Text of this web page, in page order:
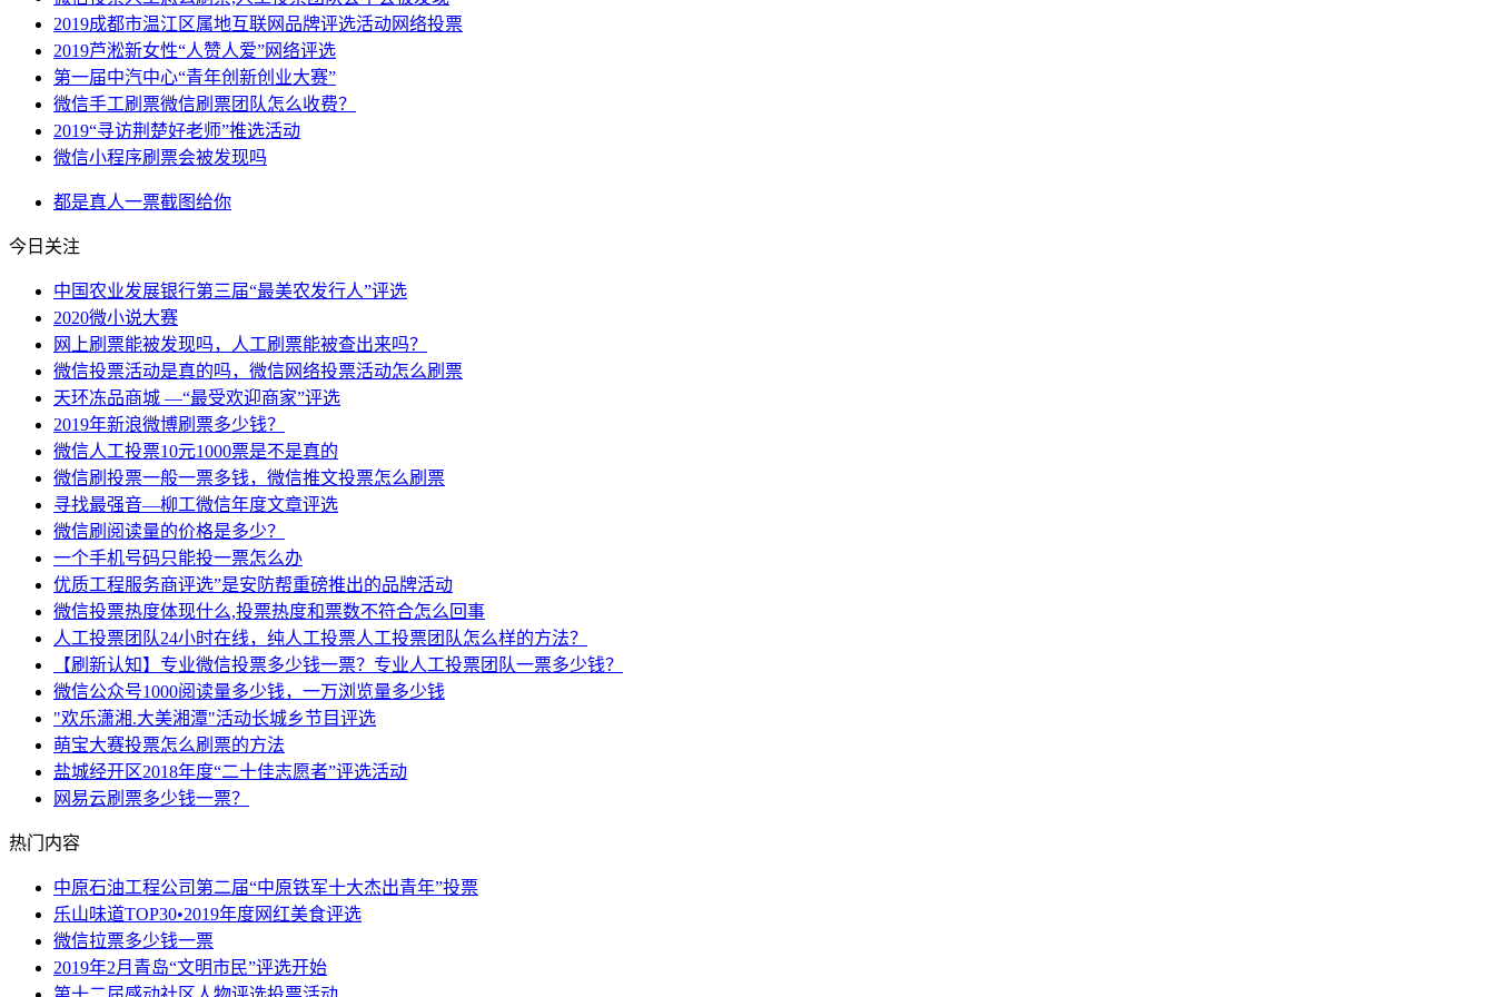
2019成都市温江区属地互联网品牌评选活动网络投票
2019芦淞新女性“人赞人爱”网络评选
第一届中汽中心“青年创新创业大赛”
微信手工刷票微信刷票团队怎么收费？
2019“寻访荆楚好老师”推选活动
微信小程序刷票会被发现吗
都是真人一票截图给你
今日关注
中国农业发展银行第三届“最美农发行人”评选
2020微小说大赛
网上刷票能被发现吗，人工刷票能被查出来吗？
微信投票活动是真的吗，微信网络投票活动怎么刷票
天环冻品商城 —“最受欢迎商家”评选
2019年新浪微博刷票多少钱？
微信人工投票10元1000票是不是真的
微信刷投票一般一票多钱，微信推文投票怎么刷票
寻找最强音—柳工微信年度文章评选
微信刷阅读量的价格是多少？
一个手机号码只能投一票怎么办
优质工程服务商评选”是安防帮重磅推出的品牌活动
微信投票热度体现什么,投票热度和票数不符合怎么回事
人工投票团队24小时在线，纯人工投票人工投票团队怎么样的方法？
【刷新认知】专业微信投票多少钱一票？专业人工投票团队一票多少钱？
微信公众号1000阅读量多少钱，一万浏览量多少钱
"欢乐潇湘.大美湘潭"活动长城乡节目评选
萌宝大赛投票怎么刷票的方法
盐城经开区2018年度“二十佳志愿者”评选活动
网易云刷票多少钱一票？
热门内容
中原石油工程公司第二届“中原铁军十大杰出青年”投票
乐山味道TOP30•2019年度网红美食评选
微信拉票多少钱一票
2019年2月青岛“文明市民”评选开始